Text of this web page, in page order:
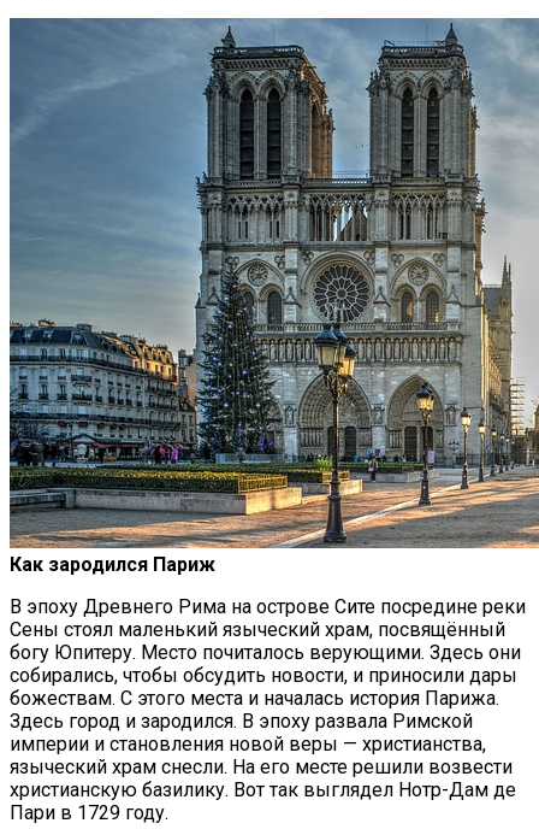
Как зародился Париж
В эпоху Древнего Рима на острове Сите посредине реки
Сены стоял маленький языческий храм, посвящённый
богу Юпитеру. Место почиталось верующими. Здесь они
собирались, чтобы обсудить новости, и приносили дары
божествам. С этого места и началась история Парижа.
Здесь город и зародился. В эпоху развала Римской
империи и становления новой веры — христианства,
языческий храм снесли. На его месте решили возвести
христианскую базилику. Вот так выглядел Нотр-Дам де
Пари в 1729 году.